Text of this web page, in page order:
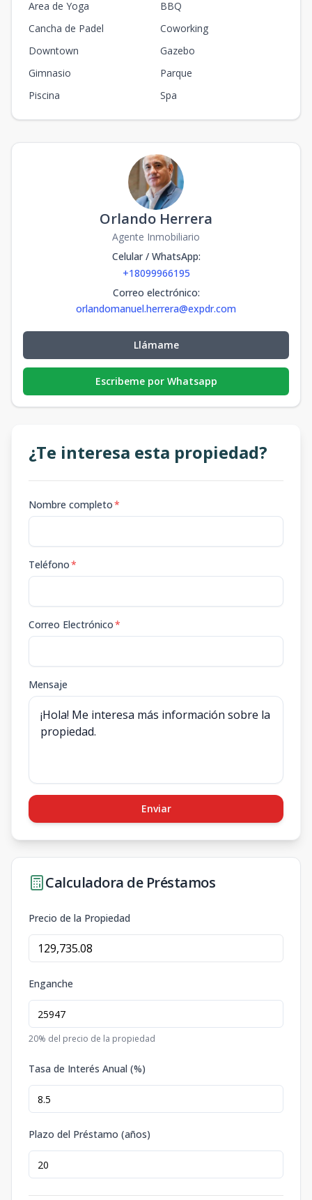
Area de Yoga
BBQ
Cancha de Padel
Coworking
Downtown
Gazebo
Gimnasio
Parque
Piscina
Spa
Orlando Herrera
Agente Inmobiliario
Celular / WhatsApp:
+18099966195
Correo electrónico:
orlandomanuel.herrera@expdr.com
Llámame
Escribeme por Whatsapp
¿Te interesa esta propiedad?
Nombre completo*
Teléfono*
Correo Electrónico*
Mensaje
Enviar
Calculadora de Préstamos
Precio de la Propiedad
Enganche
20% del precio de la propiedad
Tasa de Interés Anual (%)
Plazo del Préstamo (años)